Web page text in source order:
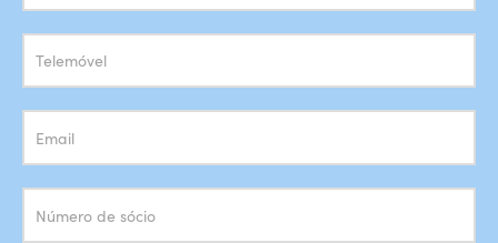
Newsletter